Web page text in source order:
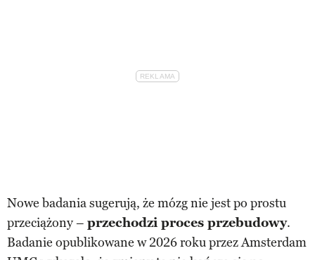
Nowe badania sugerują, że mózg nie jest po prostu
przeciążony – przechodzi proces przebudowy.
Badanie opublikowane w 2026 roku przez Amsterdam